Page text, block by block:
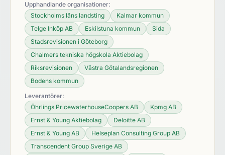
Upphandlande organisationer:
Stockholms läns landsting
Kalmar kommun
Telge Inköp AB
Eskilstuna kommun
Sida
Stadsrevisionen i Göteborg
Chalmers tekniska högskola Aktiebolag
Riksrevisionen
Västra Götalandsregionen
Bodens kommun
Leverantörer:
Öhrlings PricewaterhouseCoopers AB
Kpmg AB
Ernst & Young Aktiebolag
Deloitte AB
Ernst & Young AB
Helseplan Consulting Group AB
Transcendent Group Sverige AB